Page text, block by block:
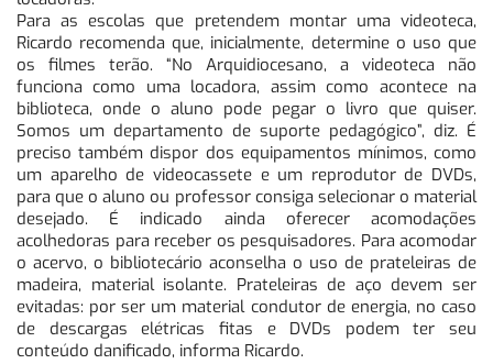
Para as escolas que pretendem montar uma videoteca,
Ricardo recomenda que, inicialmente, determine o uso que
os filmes terão. “No Arquidiocesano, a videoteca não
funciona como uma locadora, assim como acontece na
biblioteca, onde o aluno pode pegar o livro que quiser.
Somos um departamento de suporte pedagógico”, diz. É
preciso também dispor dos equipamentos mínimos, como
um aparelho de videocassete e um reprodutor de DVDs,
para que o aluno ou professor consiga selecionar o material
desejado. É indicado ainda oferecer acomodações
acolhedoras para receber os pesquisadores. Para acomodar
o acervo, o bibliotecário aconselha o uso de prateleiras de
madeira, material isolante. Prateleiras de aço devem ser
evitadas: por ser um material condutor de energia, no caso
de descargas elétricas fitas e DVDs podem ter seu
conteúdo danificado, informa Ricardo.